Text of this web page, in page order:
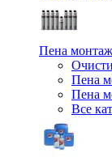
Пена
Пена
Пена
Все